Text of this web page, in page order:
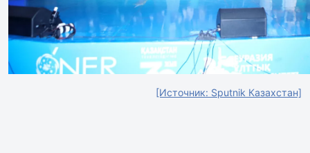
[Источник: Sputnik Казахстан]